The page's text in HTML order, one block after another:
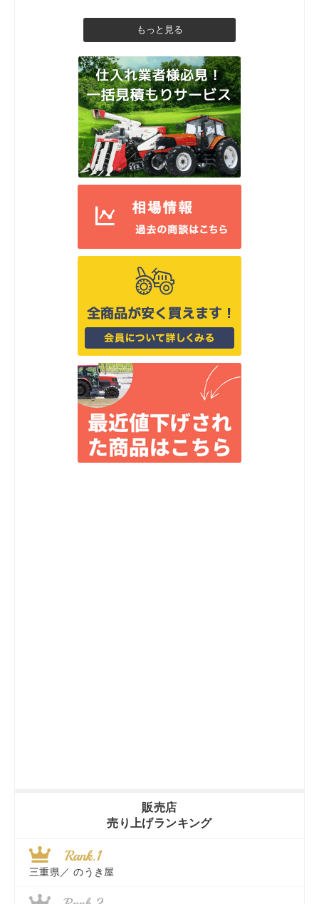
もっと見る
販売店
売り上げランキング
三重県／ のうき屋